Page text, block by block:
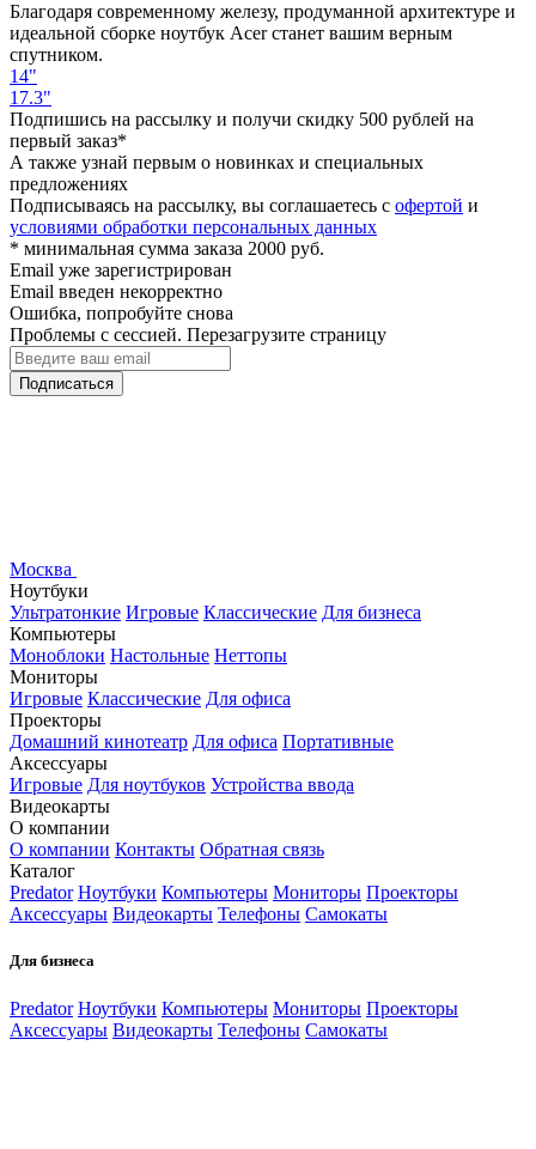
Благодаря современному железу, продуманной архитектуре и
идеальной сборке ноутбук Acer станет вашим верным
спутником.
14"
17.3"
Подпишись на рассылку и получи скидку 500 рублей на
первый заказ*
А также узнай первым о новинках и специальных
предложениях
Подписываясь на рассылку, вы соглашаетесь с офертой и
условиями обработки персональных данных
* минимальная сумма заказа 2000 руб.
Email уже зарегистрирован
Email введен некорректно
Ошибка, попробуйте снова
Проблемы с сессией. Перезагрузите страницу
Подписаться
Москва
Ноутбуки
Ультратонкие Игровые Классические Для бизнеса
Компьютеры
Моноблоки Настольные Неттопы
Мониторы
Игровые Классические Для офиса
Проекторы
Домашний кинотеатр Для офиса Портативные
Аксессуары
Игровые Для ноутбуков Устройства ввода
Видеокарты
О компании
О компании Контакты Обратная связь
Каталог
Predator Ноутбуки Компьютеры Мониторы Проекторы
Аксессуары Видеокарты Телефоны Самокаты
Для бизнеса
Predator Ноутбуки Компьютеры Мониторы Проекторы
Аксессуары Видеокарты Телефоны Самокаты